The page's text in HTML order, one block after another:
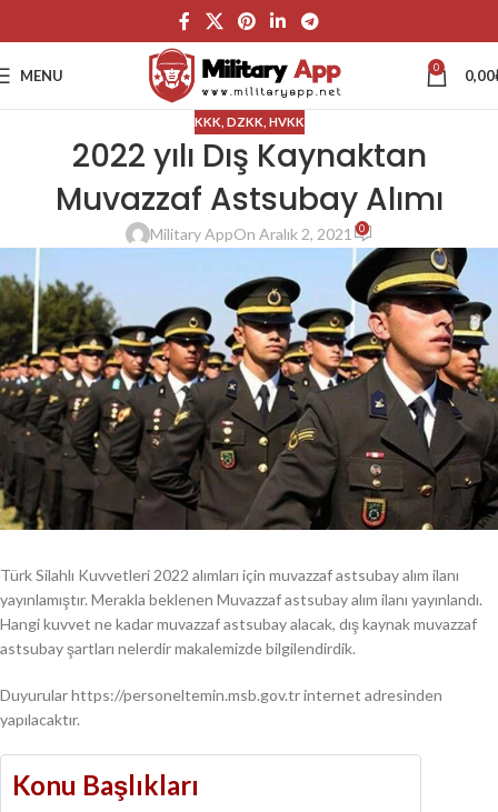
MENU 0 0,00
KKK DZKK HVKK
2022 yılı Dış Kaynaktan
Muvazzaf Astsubay Alımı
Military AppOn Aralık 2, 2021 0
Türk Silahlı Kuvvetleri 2022 alımları için muvazzaf astsubay alım ilanı
yayınlamıştır. Merakla beklenen Muvazzaf astsubay alım ilanı yayınlandı.
Hangi kuvvet ne kadar muvazzaf astsubay alacak, dış kaynak muvazzaf
astsubay şartları nelerdir makalemizde bilgilendirdik.
Duyurular https://personeltemin.msb.gov.tr internet adresinden
yapılacaktır.
Konu Başlıkları